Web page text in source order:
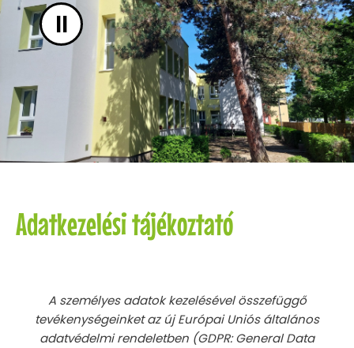
II
Adatkezelési tájékoztató
A személyes adatok kezelésével összefüggő
tevékenységeinket az új Európai Uniós általános
adatvédelmi rendeletben (GDPR: General Data